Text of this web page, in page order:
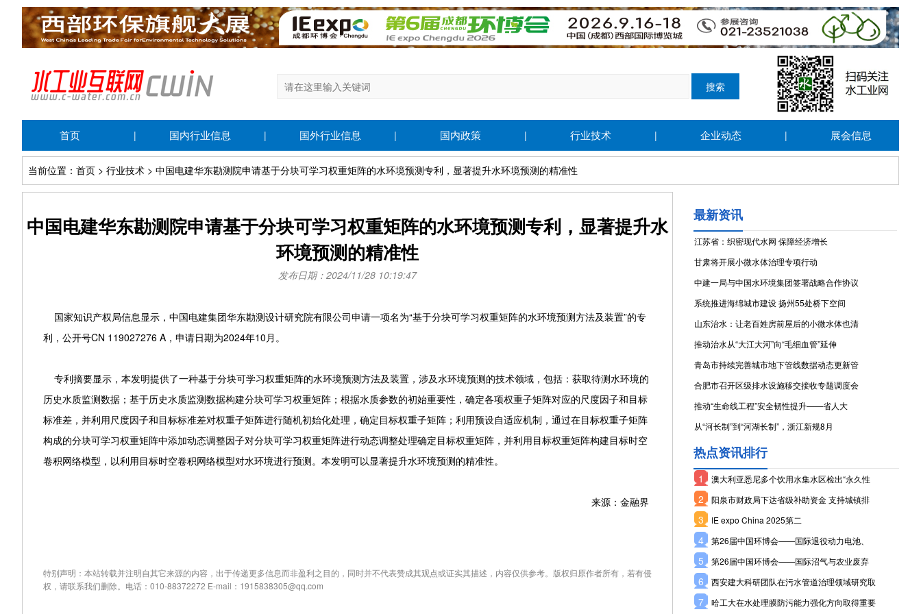
首页 | 国内行业信息 | 国外行业信息 | 国内政策 | 行业技术 | 企业动态 | 展会信息
当前位置：首页 > 行业技术 > 中国电建华东勘测院申请基于分块可学习权重矩阵的水环境预测专利，显著提升水环境预测的精准性
中国电建华东勘测院申请基于分块可学习权重矩阵的水环境预测专利，显著提升水
环境预测的精准性
发布日期：2024/11/28 10:19:47
国家知识产权局信息显示，中国电建集团华东勘测设计研究院有限公司申请一项名为“基于分块可学习权重矩阵的水环境预测方法及装置”的专
利，公开号CN 119027276 A，申请日期为2024年10月。
专利摘要显示，本发明提供了一种基于分块可学习权重矩阵的水环境预测方法及装置，涉及水环境预测的技术领域，包括：获取待测水环境的
历史水质监测数据；基于历史水质监测数据构建分块可学习权重矩阵；根据水质参数的初始重要性，确定各项权重子矩阵对应的尺度因子和目标
标准差，并利用尺度因子和目标标准差对权重子矩阵进行随机初始化处理，确定目标权重子矩阵；利用预设自适应机制，通过在目标权重子矩阵
构成的分块可学习权重矩阵中添加动态调整因子对分块可学习权重矩阵进行动态调整处理确定目标权重矩阵，并利用目标权重矩阵构建目标时空
卷积网络模型，以利用目标时空卷积网络模型对水环境进行预测。本发明可以显著提升水环境预测的精准性。
来源：金融界
特别声明：本站转载并注明自其它来源的内容，出于传递更多信息而非盈利之目的，同时并不代表赞成其观点或证实其描述，内容仅供参考。版权归原作者所有，若有侵
权，请联系我们删除。电话：010-88372272 E-mail：1915838305@qq.com
最新资讯
江苏省：织密现代水网 保障经济增长
甘肃将开展小微水体治理专项行动
中建一局与中国水环境集团签署战略合作协议
系统推进海绵城市建设 扬州55处桥下空间
山东治水：让老百姓房前屋后的小微水体也清
推动治水从“大江大河”向“毛细血管”延伸
青岛市持续完善城市地下管线数据动态更新管
合肥市召开区级排水设施移交接收专题调度会
推动“生命线工程”安全韧性提升——省人大
从“河长制”到“河湖长制”，浙江新规8月
热点资讯排行
1 澳大利亚悉尼多个饮用水集水区检出“永久性
2 阳泉市财政局下达省级补助资金 支持城镇排
3 IE expo China 2025第二
4 第26届中国环博会——国际退役动力电池、
5 第26届中国环博会——国际沼气与农业废弃
6 西安建大科研团队在污水管道治理领域研究取
7 哈工大在水处理膜防污能力强化方向取得重要